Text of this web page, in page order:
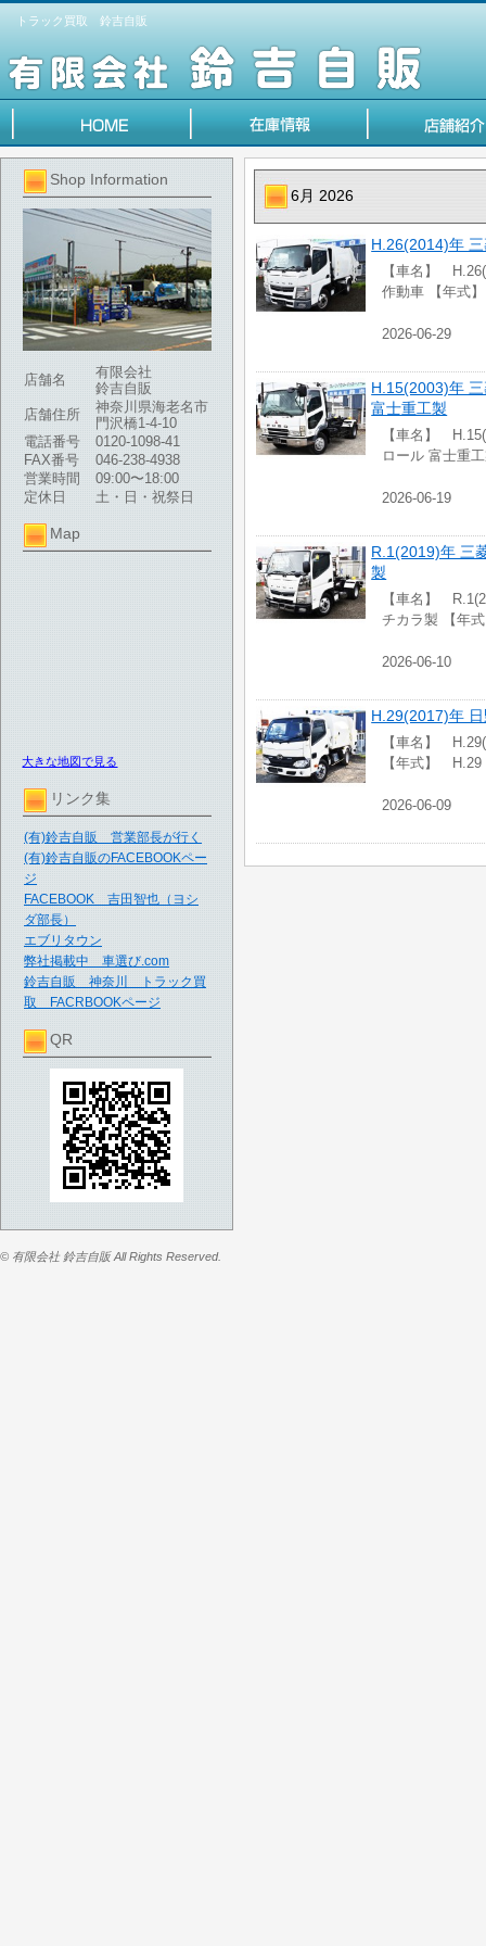
トラック買取 鈴吉自販
Shop Information
店舗名
有限会社
鈴吉自販
店舗住所
神奈川県海老名市
門沢橋1-4-10
電話番号
0120-1098-41
FAX番号
046-238-4938
営業時間
09:00〜18:00
定休日
土・日・祝祭日
Map
大きな地図で見る
リンク集
(有)鈴吉自販 営業部長が行く
(有)鈴吉自販のFACEBOOKペー
ジ
FACEBOOK 吉田智也（ヨシ
ダ部長）
エブリタウン
弊社掲載中 車選び.com
鈴吉自販 神奈川 トラック買
取 FACRBOOKページ
QR
6月 2026
H.26(2014)年
【車名】
作動車 【年式
2026-06-29
H.15(2003)年
富士重工製
【車名】
ロール 富士重
2026-06-19
R.1(2019)年 三
製
【車名】
チカラ製 【年
2026-06-10
H.29(2017)年
【車名】
【年式】 H.29
2026-06-09
© 有限会社 鈴吉自販 All Rights Reserved.